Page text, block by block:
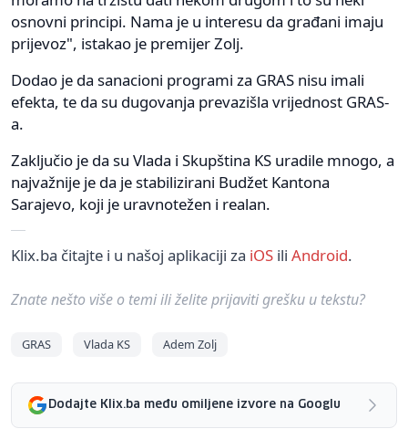
osnovni principi. Nama je u interesu da građani imaju
prijevoz", istakao je premijer Zolj.
Dodao je da sanacioni programi za GRAS nisu imali
efekta, te da su dugovanja prevazišla vrijednost GRAS-
a.
Zaključio je da su Vlada i Skupština KS uradile mnogo, a
najvažnije je da je stabilizirani Budžet Kantona
Sarajevo, koji je uravnotežen i realan.
Klix.ba čitajte i u našoj aplikaciji za iOS ili Android.
Znate nešto više o temi ili želite prijaviti grešku u tekstu?
GRAS Vlada KS Adem Zolj
Dodajte Klix.ba među omiljene izvore na Googlu